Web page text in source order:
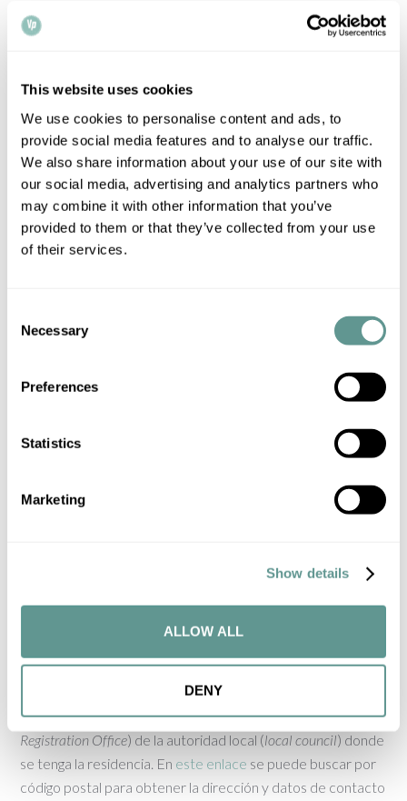
This website uses cookies
We use cookies to personalise content and ads, to
provide social media features and to analyse our traffic.
We also share information about your use of our site with
our social media, advertising and analytics partners who
may combine it with other information that you’ve
provided to them or that they’ve collected from your use
of their services.
Selection
Necessary
Preferences
Statistics
Marketing
Show details
ALLOW ALL
DENY
– Gestionamos apostillas a diario a través de los servicios
– Si no quieres desprenderte de tu certificado de
naturalización original, dada la importancia de este
documento, tendrás la opción de traerlo en persona a
nuestro despacho en Bank/Monument para que lo
copiemos y te lo puedas llevar en mano. No obstante,
también ofrecemos envíos por correo o mensajero, y se
de presentar también el Consulado un formulario de
solicitud (que puedes descargar directamente de la web
del consulado), fotocopia del pasaporte, una certificación
literal de nacimiento y una certificación de residencia de la
de la documentación. Los nacidos en España pueden
En cuanto a la certificación de residencia, que se conoce
electoral register certificate” o “
se puede solicitar a la oficina del censo electoral (Electoral
Registration Office) de la autoridad local (local council) donde
se tenga la residencia. En este enlace se puede buscar por
código postal para obtener la dirección y datos de contacto